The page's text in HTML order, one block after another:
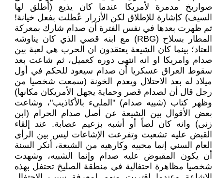
صواريخ مدمرة لأمريكا عندما كان يذيع (أطلق لها
السيف) كإشارة للإطلاق لكن الأزرار عُطلت بفعل خيانة!
ثم ظهرت بعدها في نفس الفترة أن صدام شارك بمعركة
المطار بسلاح (RBG) مع ابنه قصي الذي كان يناوشه
العتاد؛ بينما كان الشيعة يعتقدون ان الحرب هي لعبة بين
صدام وامريكا او انه انتهى دوره كعميل، ثم شاعت بعد
سقوط العراق عسكريا أن صدام سيعود للحكم في أول
ميلاد له بعد الاحتلال ويعدم الخونة (سمعت شخصيا من
رجل قال أن لصدام قصر وحماية يجهل الأمريكان مكانها)
وظهر كتاب (شبيه صدام) "المليء بالأكاذيب"، وشاعت
بعض الأقوال بين الشيعة عن أصل صدام الحرام (ابن
زنى) وانه كان لصاً أو أشبه بزعيم عصابة. عند إلقاء
القبض عليه تشعبت وتفرعت الإشاعات ليس بين الرأي
العام السني إنما محبيه وكارهيه من الشيعة، أنكر السنة
أن يكون المقبوض عليه صدام وإنما الشبيه، وشهدت
شخصيا مظاهرة احتفالية في منطقة الصليخ تحتفل بهذه